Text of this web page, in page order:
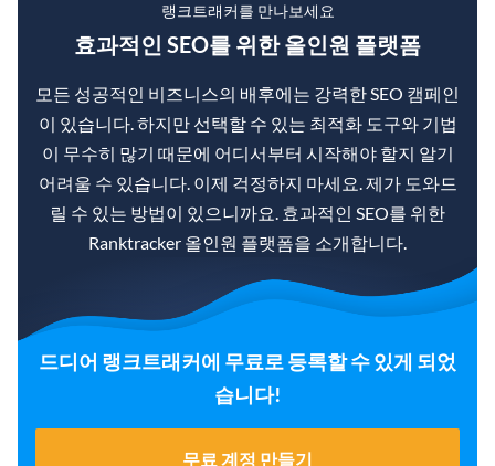
랭크트래커를 만나보세요
효과적인 SEO를 위한 올인원 플랫폼
모든 성공적인 비즈니스의 배후에는 강력한 SEO 캠페인
이 있습니다. 하지만 선택할 수 있는 최적화 도구와 기법
이 무수히 많기 때문에 어디서부터 시작해야 할지 알기
어려울 수 있습니다. 이제 걱정하지 마세요. 제가 도와드
릴 수 있는 방법이 있으니까요. 효과적인 SEO를 위한
Ranktracker 올인원 플랫폼을 소개합니다.
드디어 랭크트래커에 무료로 등록할 수 있게 되었
습니다!
무료 계정 만들기